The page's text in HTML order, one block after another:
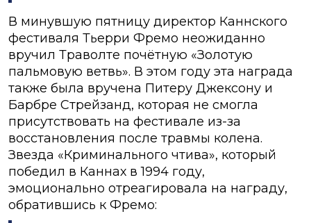
В минувшую пятницу директор Каннского
фестиваля Тьерри Фремо неожиданно
вручил Траволте почётную «Золотую
пальмовую ветвь». В этом году эта награда
также была вручена Питеру Джексону и
Барбре Стрейзанд, которая не смогла
присутствовать на фестивале из-за
восстановления после травмы колена.
Звезда «Криминального чтива», который
победил в Каннах в 1994 году,
эмоционально отреагировала на награду,
обратившись к Фремо: